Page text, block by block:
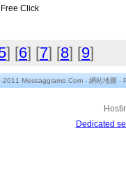
Click
] [6] [7] [8] [9]
2011 Messaggiamo.Com - 網站地圖 -
Dedicated